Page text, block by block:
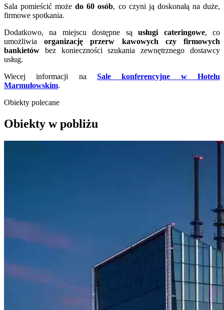
Sala pomieścić możedo 60 osób, co czyni ją doskonałą na duże,
firmowe spotkania.
Dodatkowo, na miejscu dostępne sąusługi cateringowe, co
umożliwiaorganizację przerw kawowych czy firmowych
bankietów bez konieczności szukania zewnętrznego dostawcy
usług.
Wiecej informacji na Sale konferencyjne w Hotelu
Marmułowskim.
Obiekty polecane
Obiekty w pobliżu